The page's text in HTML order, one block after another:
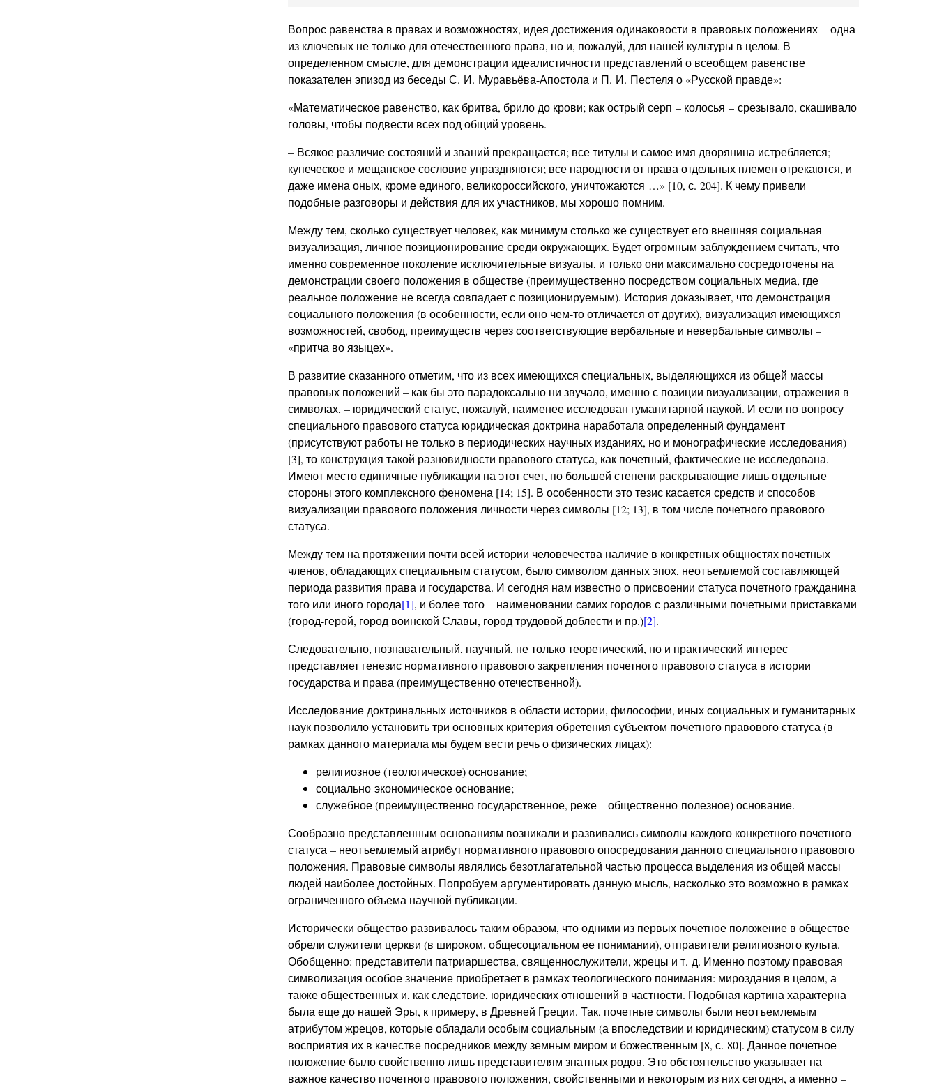
Вопрос равенства в правах и возможностях, идея достижения одинаковости в правовых положениях – одна
из ключевых не только для отечественного права, но и, пожалуй, для нашей культуры в целом. В
определенном смысле, для демонстрации идеалистичности представлений о всеобщем равенстве
показателен эпизод из беседы С. И. Муравьёва-Апостола и П. И. Пестеля о «Русской правде»:
«Математическое равенство, как бритва, брило до крови; как острый серп – колосья – срезывало, скашивало
головы, чтобы подвести всех под общий уровень.
– Всякое различие состояний и званий прекращается; все титулы и самое имя дворянина истребляется;
купеческое и мещанское сословие упраздняются; все народности от права отдельных племен отрекаются, и
даже имена оных, кроме единого, великороссийского, уничтожаются …» [10, с. 204]. К чему привели
подобные разговоры и действия для их участников, мы хорошо помним.
Между тем, сколько существует человек, как минимум столько же существует его внешняя социальная
визуализация, личное позиционирование среди окружающих. Будет огромным заблуждением считать, что
именно современное поколение исключительные визуалы, и только они максимально сосредоточены на
демонстрации своего положения в обществе (преимущественно посредством социальных медиа, где
реальное положение не всегда совпадает с позиционируемым). История доказывает, что демонстрация
социального положения (в особенности, если оно чем-то отличается от других), визуализация имеющихся
возможностей, свобод, преимуществ через соответствующие вербальные и невербальные символы –
«притча во языцех».
В развитие сказанного отметим, что из всех имеющихся специальных, выделяющихся из общей массы
правовых положений – как бы это парадоксально ни звучало, именно с позиции визуализации, отражения в
символах, – юридический статус, пожалуй, наименее исследован гуманитарной наукой. И если по вопросу
специального правового статуса юридическая доктрина наработала определенный фундамент
(присутствуют работы не только в периодических научных изданиях, но и монографические исследования)
[3], то конструкция такой разновидности правового статуса, как почетный, фактические не исследована.
Имеют место единичные публикации на этот счет, по большей степени раскрывающие лишь отдельные
стороны этого комплексного феномена [14; 15]. В особенности это тезис касается средств и способов
визуализации правового положения личности через символы [12; 13], в том числе почетного правового
статуса.
Между тем на протяжении почти всей истории человечества наличие в конкретных общностях почетных
членов, обладающих специальным статусом, было символом данных эпох, неотъемлемой составляющей
периода развития права и государства. И сегодня нам известно о присвоении статуса почетного гражданина
того или иного города[1], и более того – наименовании самих городов с различными почетными приставками
(город-герой, город воинской Славы, город трудовой доблести и пр.)[2].
Следовательно, познавательный, научный, не только теоретический, но и практический интерес
представляет генезис нормативного правового закрепления почетного правового статуса в истории
государства и права (преимущественно отечественной).
Исследование доктринальных источников в области истории, философии, иных социальных и гуманитарных
наук позволило установить три основных критерия обретения субъектом почетного правового статуса (в
рамках данного материала мы будем вести речь о физических лицах):
религиозное (теологическое) основание;
социально-экономическое основание;
служебное (преимущественно государственное, реже – общественно-полезное) основание.
Сообразно представленным основаниям возникали и развивались символы каждого конкретного почетного
статуса – неотъемлемый атрибут нормативного правового опосредования данного специального правового
положения. Правовые символы являлись безотлагательной частью процесса выделения из общей массы
людей наиболее достойных. Попробуем аргументировать данную мысль, насколько это возможно в рамках
ограниченного объема научной публикации.
Исторически общество развивалось таким образом, что одними из первых почетное положение в обществе
обрели служители церкви (в широком, общесоциальном ее понимании), отправители религиозного культа.
Обобщенно: представители патриаршества, священнослужители, жрецы и т. д. Именно поэтому правовая
символизация особое значение приобретает в рамках теологического понимания: мироздания в целом, а
также общественных и, как следствие, юридических отношений в частности. Подобная картина характерна
была еще до нашей Эры, к примеру, в Древней Греции. Так, почетные символы были неотъемлемым
атрибутом жрецов, которые обладали особым социальным (а впоследствии и юридическим) статусом в силу
восприятия их в качестве посредников между земным миром и божественным [8, с. 80]. Данное почетное
положение было свойственно лишь представителям знатных родов. Это обстоятельство указывает на
важное качество почетного правового положения, свойственными и некоторым из них сегодня, а именно –